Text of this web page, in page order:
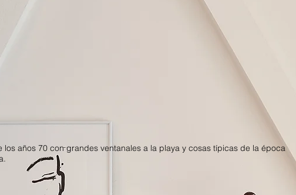
años 70 con grandes ventanales a la playa y cosas típicas de la época